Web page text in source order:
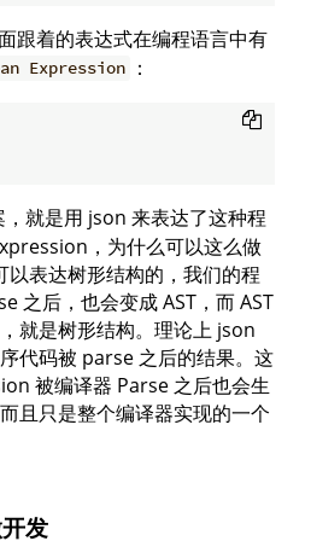
跟着的表达式在编程语言中有
Expression ：
，就是用 json 来表达了这种程
，为什么可以这么做
表达树形结构的，我们的程
之后，也会变成 AST，而 AST
就是树形结构。理论上 json
代码被 parse 之后的结果。这
被编译器 Parse 之后也会生
且只是整个编译器实现的一个
发